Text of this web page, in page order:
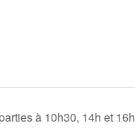
à 10h30, 14h et 16h